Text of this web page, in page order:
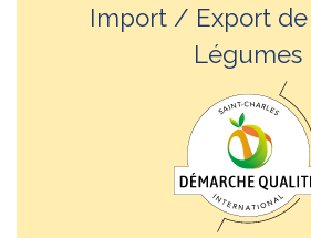
Import / Export de
Légumes